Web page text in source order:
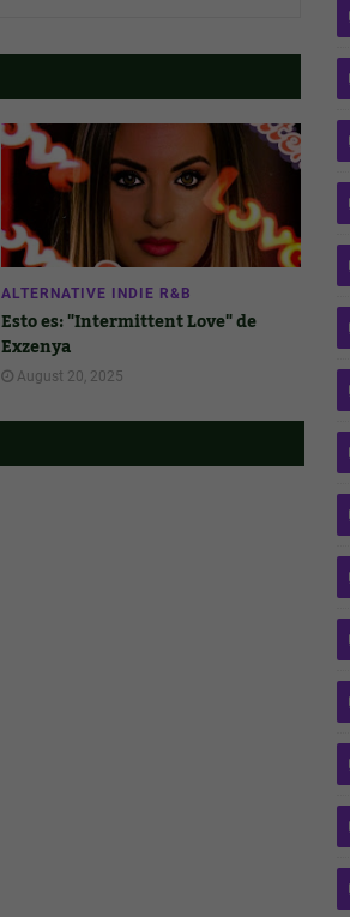
ALTERNATIVE INDIE R&B
Esto es: "Intermittent Love" de
Exzenya
August 20, 2025